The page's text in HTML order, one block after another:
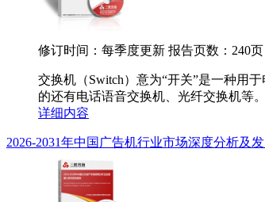
修订时间：每季度更新 报告页数：240页
交换机（Switch）意为“开关”是一种用
的还有电话语音交换机、光纤交换机等
详细内容
2026-2031年中国广告机行业市场深度分析及